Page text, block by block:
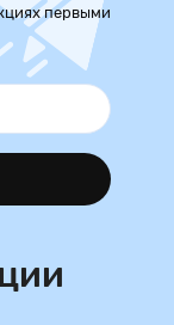
первыми